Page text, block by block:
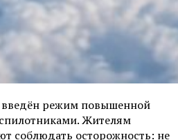
введён режим повышенной
Жителям
соблюдать осторожность: не